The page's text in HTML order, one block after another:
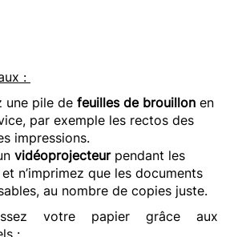
:
une pile de feuilles de brouillon en
par exemple les rectos des
impressions.
vidéoprojecteurpendant les
n’imprimez que les documents
au nombre de copies juste.
votre papier grâce aux
: